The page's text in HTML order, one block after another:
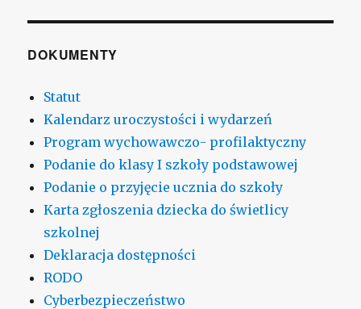
DOKUMENTY
Statut
Kalendarz uroczystości i wydarzeń
Program wychowawczo- profilaktyczny
Podanie do klasy I szkoły podstawowej
Podanie o przyjęcie ucznia do szkoły
Karta zgłoszenia dziecka do świetlicy
szkolnej
Deklaracja dostępności
RODO
Cyberbezpieczeństwo